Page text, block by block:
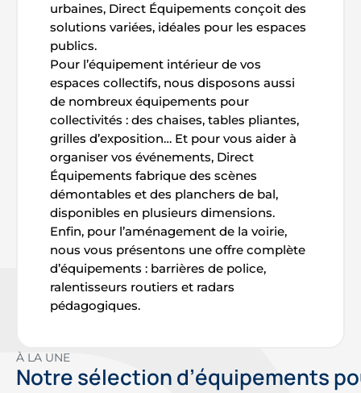
urbaines, Direct Équipements conçoit des
solutions variées, idéales pour les espaces
publics.
Pour l’équipement intérieur de vos
espaces collectifs, nous disposons aussi
de nombreux équipements pour
collectivités : des chaises, tables pliantes,
grilles d’exposition… Et pour vous aider à
organiser vos événements, Direct
Équipements fabrique des scènes
démontables et des planchers de bal,
disponibles en plusieurs dimensions.
Enfin, pour l’aménagement de la voirie,
nous vous présentons une offre complète
d’équipements : barrières de police,
ralentisseurs routiers et radars
pédagogiques.
À LA UNE
Notre sélection d’équipements